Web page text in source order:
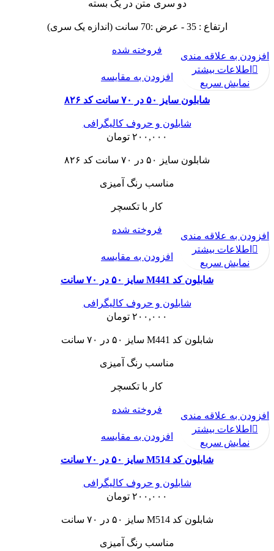
دو سری متن در یک بسته
ارتفاع : 35 - عرض :70 سانت (اندازه یک سری)
فروخته شده
افزودن به مقایسه
شابلون سایز ۵۰ در ۷۰ سانت کد ۸۲۶
شابلون و حروف کالیگرافی
۲۰۰,۰۰۰ تومان
شابلون سایز ۵۰ در ۷۰ سانت کد ۸۲۶
مناسب رنگ آمیزی
کار با تکسچر
افزودن به علاقه مندی
اطلاعات بیشتر
نمایش سریع
فروخته شده
افزودن به مقایسه
شابلون کد M441 سایز ۵۰ در ۷۰ سانت
شابلون و حروف کالیگرافی
۲۰۰,۰۰۰ تومان
شابلون کد M441 سایز ۵۰ در ۷۰ سانت
مناسب رنگ آمیزی
کار با تکسچر
افزودن به علاقه مندی
اطلاعات بیشتر
نمایش سریع
فروخته شده
افزودن به مقایسه
شابلون کد M514 سایز ۵۰ در ۷۰ سانت
شابلون و حروف کالیگرافی
۲۰۰,۰۰۰ تومان
شابلون کد M514 سایز ۵۰ در ۷۰ سانت
مناسب رنگ آمیزی
افزودن به علاقه مندی
اطلاعات بیشتر
نمایش سریع